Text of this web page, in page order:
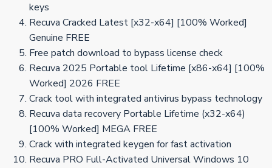
keys
Recuva Cracked Latest [x32-x64] [100% Worked]
Genuine FREE
Free patch download to bypass license check
Recuva 2025 Portable tool Lifetime [x86-x64] [100%
Worked] 2026 FREE
Crack tool with integrated antivirus bypass technology
Recuva data recovery Portable Lifetime (x32-x64)
[100% Worked] MEGA FREE
Crack with integrated keygen for fast activation
Recuva PRO Full-Activated Universal Windows 10